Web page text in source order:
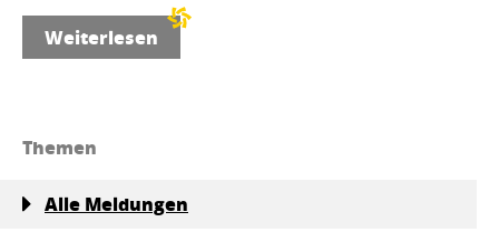
Weiterlesen
Themen
Alle Meldungen